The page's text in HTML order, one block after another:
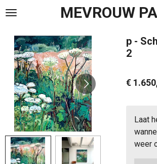
Ga
naar
hoofdinhoud
MEVROUW
p -
2
€
Laat
weer